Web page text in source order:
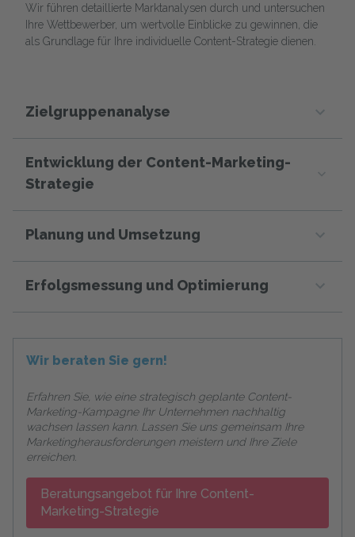
Wir führen detaillierte Marktanalysen durch und untersuchen
Ihre Wettbewerber, um wertvolle Einblicke zu gewinnen, die
als Grundlage für Ihre individuelle Content-Strategie dienen.
Zielgruppenanalyse
Entwicklung der Content-Marketing-
Strategie
Planung und Umsetzung
Erfolgsmessung und Optimierung
Wir beraten Sie gern!
Erfahren Sie, wie eine strategisch geplante Content-
Marketing-Kampagne Ihr Unternehmen nachhaltig
wachsen lassen kann. Lassen Sie uns gemeinsam Ihre
Marketingherausforderungen meistern und Ihre Ziele
erreichen.
Beratungsangebot für Ihre Content-
Marketing-Strategie